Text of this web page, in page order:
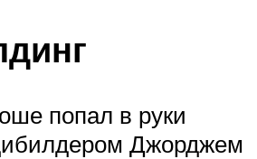
попал в руки
Джорджем